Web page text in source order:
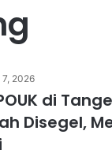
7, 2026
di
Disegel,